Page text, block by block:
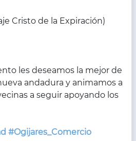
Cristo de la Expiración)
les deseamos la mejor de
andadura y animamos a
a seguir apoyando los
#Ogijares_Comercio